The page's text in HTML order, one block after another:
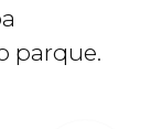
parque.